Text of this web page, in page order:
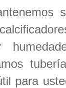
para